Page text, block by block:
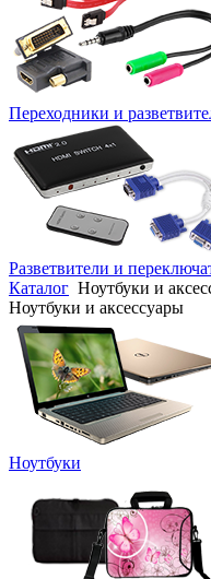
Переходники и
Разветвители и
Каталог Ноутбуки и
Ноутбуки и аксессуары
Ноутбуки